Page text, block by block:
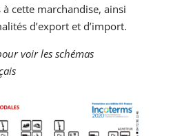
cette marchandise, ainsi
d’export et d’import.
voir les schémas